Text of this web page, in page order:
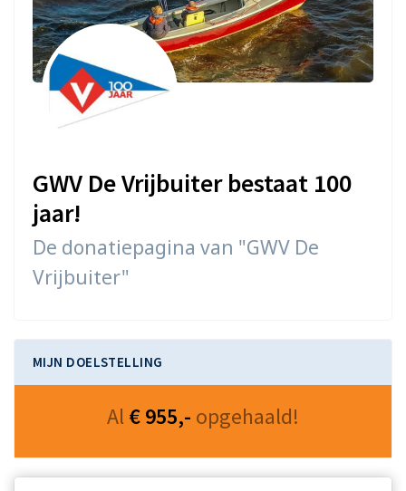
GWV De Vrijbuiter bestaat 100
jaar!
De donatiepagina van "GWV De
Vrijbuiter"
MIJN DOELSTELLING
Al€ 955,- opgehaald!